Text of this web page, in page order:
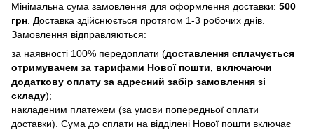
Мінімальна сума замовлення для оформлення доставки: 500
грн . Доставка здійснюється протягом 1-3 робочих днів.
Замовлення відправляються:
за наявності 100% передоплати (доставлення сплачується
отримувачем за тарифами Нової пошти, включаючи
додаткову оплату за адресний забір замовлення зі
складу);
накладеним платежем (за умови попередньої оплати
доставки). Сума до сплати на відділені Нової пошти включає